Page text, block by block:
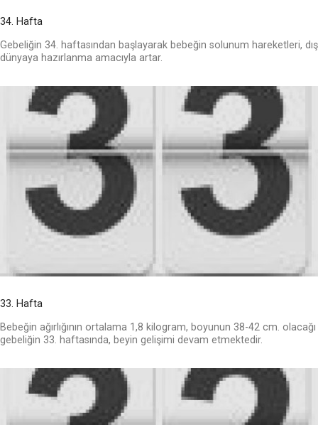
34. Hafta
Gebeliğin 34. haftasından başlayarak bebeğin solunum hareketleri, dış
dünyaya hazırlanma amacıyla artar.
33. Hafta
Bebeğin ağırlığının ortalama 1,8 kilogram, boyunun 38-42 cm. olacağı
gebeliğin 33. haftasında, beyin gelişimi devam etmektedir.